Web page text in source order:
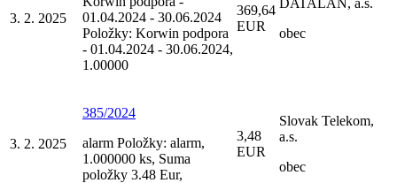
3. 2. 2025
01.04.2024 - 30.06.2024
Položky: Korwin podpora
- 01.04.2024 - 30.06.2024,
1.00000
369,64
EUR
obec
3. 2. 2025
385/2024
alarm Položky: alarm,
1.000000 ks, Suma
položky 3.48 Eur,
3,48
EUR
Slovak Telekom,
a.s.
obec